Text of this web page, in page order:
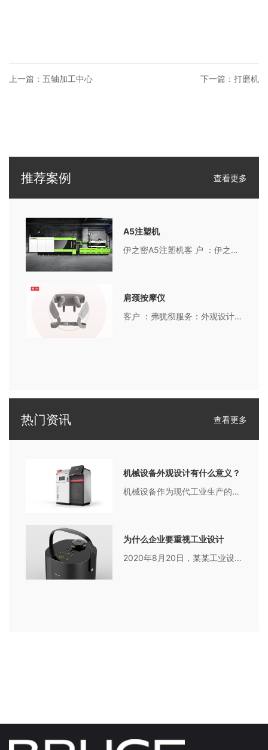
上一篇：五轴加工中心 下一篇：打磨机
推荐案例 查看更多
A5注塑机
伊之密A5注塑机客 户 ：伊之密服务内容：工业设计、钣金结构技术支持伊之密是国内最大的中高端注塑设备生产制造商之一，具有多元化产品以及全球化的经营团队，在世界各地开设工厂，为客户提供全面而系统的生产技术支持及服务。在极简主义的加持下，以最朴实无华的形象，映射出伊之密专业、稳定的特
肩颈按摩仪
客户 ：弗犹彻服务：外观设计、结构技术支持与传统单一的按摩产品不同，这款按摩仪结合了推拿、按摩和加热功能，融合了推拿和揉捏技术，给人带来全新的按摩体验。流线型的外观设计，形成流畅、聚拢的视觉效果，视觉引导性强，风格简约；背带式的设计，让使用人群更便捷，美观和舒适。
热门资讯 查看更多
机械设备外观设计有什么意义？
机械设备作为现代工业生产的重要组成部分，其外观设计对产品的市场竞争力和用户体验起着至关重要的作用。一个好的外观设计不仅能够提升产品的美感和吸引力，还能够提高产品的功能性和使用效果。下面就让我们来详细了解一下机械设备外观设计的意义吧。1、提升产品形象良好的外观设计可以帮助机械设备展示专业、高质量和
为什么企业要重视工业设计
2020年8月20日，某某工业设计创新中心亮相新闻联播。2020年8月20日，某某工业设计创新中心亮相新闻联播。2020年8月20日，某某工业设计创新中心亮相新闻联播。2020年8月20日，某某工业设计创新中心亮相新闻联播。2020年8月20日，某某工业设计创新中心亮相新闻联播。2020年8月20日，某某工业设计创新中心亮相新闻联播。2020年